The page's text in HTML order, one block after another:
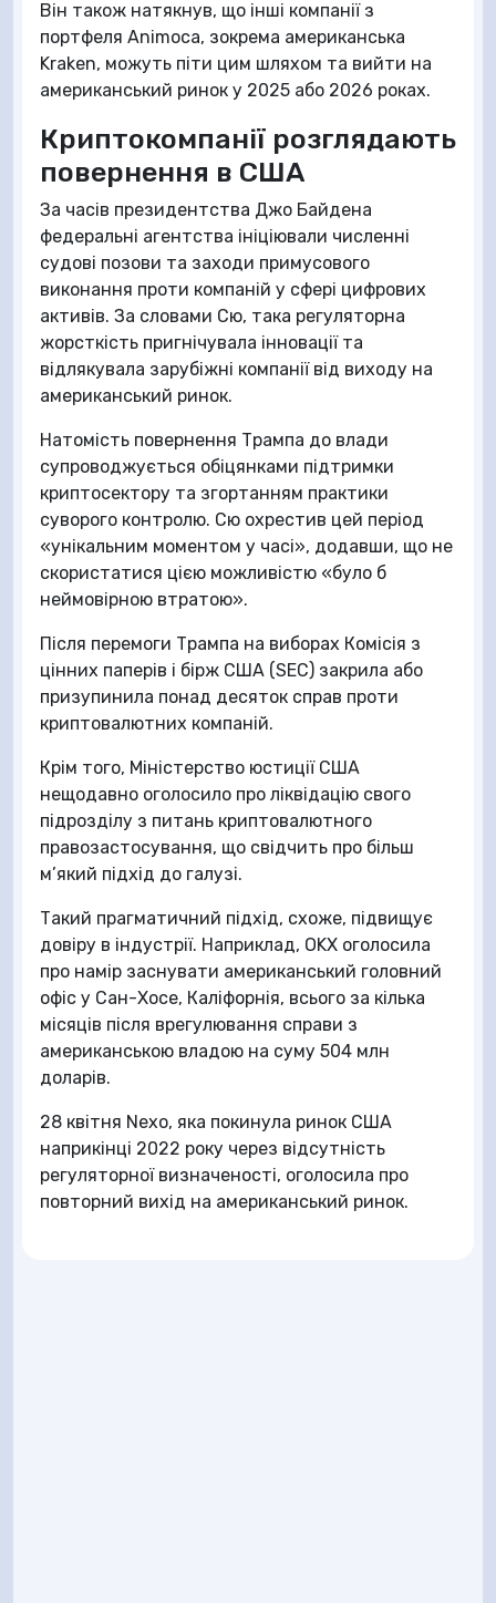
Він також натякнув, що інші компанії з
портфеля Animoca, зокрема американська
Kraken, можуть піти цим шляхом та вийти на
американський ринок у 2025 або 2026 роках.
Криптокомпанії розглядають
повернення в США
За часів президентства Джо Байдена
федеральні агентства ініціювали численні
судові позови та заходи примусового
виконання проти компаній у сфері цифрових
активів. За словами Сю, така регуляторна
жорсткість пригнічувала інновації та
відлякувала зарубіжні компанії від виходу на
американський ринок.
Натомість повернення Трампа до влади
супроводжується обіцянками підтримки
криптосектору та згортанням практики
суворого контролю. Сю охрестив цей період
«унікальним моментом у часі», додавши, що не
скористатися цією можливістю «було б
неймовірною втратою».
Після перемоги Трампа на виборах Комісія з
цінних паперів і бірж США (SEC) закрила або
призупинила понад десяток справ проти
криптовалютних компаній.
Крім того, Міністерство юстиції США
нещодавно оголосило про ліквідацію свого
підрозділу з питань криптовалютного
правозастосування, що свідчить про більш
м’який підхід до галузі.
Такий прагматичний підхід, схоже, підвищує
довіру в індустрії. Наприклад, OKX оголосила
про намір заснувати американський головний
офіс у Сан-Хосе, Каліфорнія, всього за кілька
місяців після врегулювання справи з
американською владою на суму 504 млн
доларів.
28 квітня Nexo, яка покинула ринок США
наприкінці 2022 року через відсутність
регуляторної визначеності, оголосила про
повторний вихід на американський ринок.